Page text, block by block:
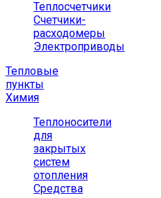
Теплосчетчики
Счетчики-
расходомеры
Электроприводы
Тепловые
пункты
Химия
Теплоносители
для
закрытых
систем
отопления
Средства